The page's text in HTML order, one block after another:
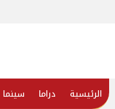
الرئيسية دراما سينما